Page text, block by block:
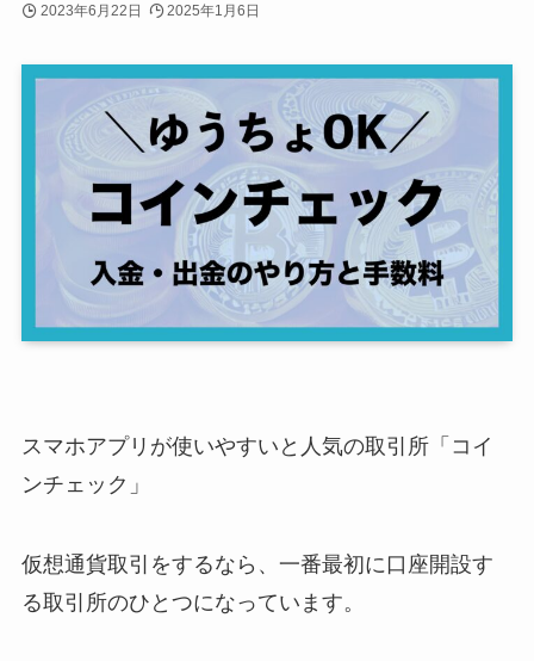
2023年6月22日 2025年1月6日
スマホアプリが使いやすいと人気の取引所「コイ
ンチェック」
仮想通貨取引をするなら、一番最初に口座開設す
る取引所のひとつになっています。